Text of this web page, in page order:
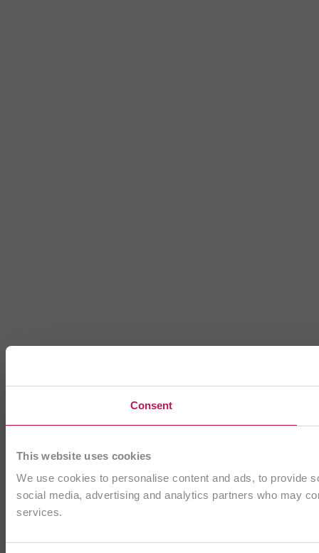
Consent
This website uses cookies
We use cookies to personalise content and ads, to provide
social media, advertising and analytics partners who may
services.